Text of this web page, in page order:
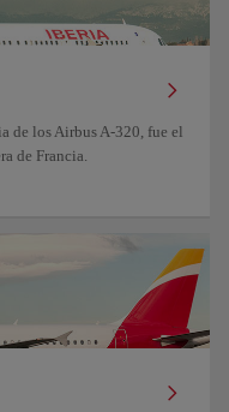
de los Airbus A-320, fue el
de Francia.